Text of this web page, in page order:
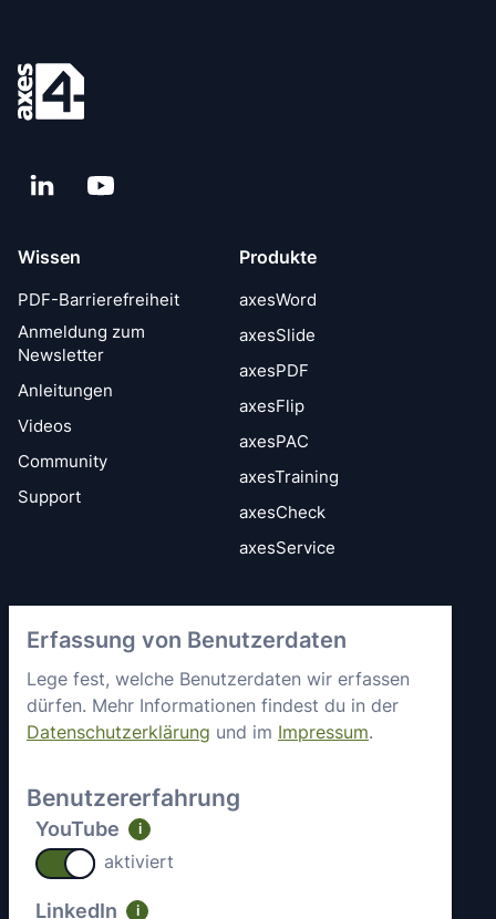
Erfassung von Benutzerdaten
Lege fest, welche Benutzerdaten wir erfassen
dürfen. Mehr Informationen findest du in der
Datenschutzerklärung und im Impressum.
Benutzererfahrung
YouTube i
aktiviert
LinkedIn i
LinkedInYouTube
Wissen
PDF-Barrierefreiheit
Anmeldung zum
Newsletter
Anleitungen
Videos
Community
Support
Produkte
axesWord
axesSlide
axesPDF
axesFlip
axesPAC
axesTraining
axesCheck
axesService
Sicherheit
Allgemeine
Geschäftsbedingungen
Datenschutz
Impressum
Mitgliedschaften &
Engagement